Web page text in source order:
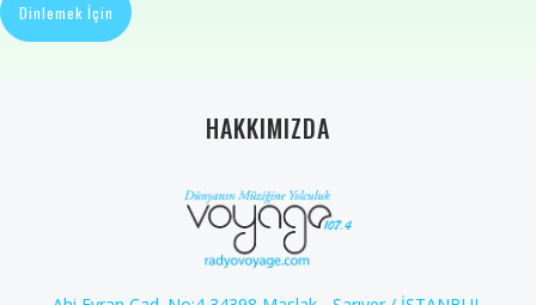
Dinlemek İçin
HAKKIMIZDA